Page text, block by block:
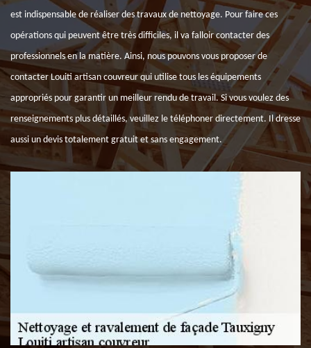
est indispensable de réaliser des travaux de nettoyage. Pour faire ces
opérations qui peuvent être très difficiles, il va falloir contacter des
professionnels en la matière. Ainsi, nous pouvons vous proposer de
contacter Louiti artisan couvreur qui utilise tous les équipements
appropriés pour garantir un meilleur rendu de travail. Si vous voulez des
renseignements plus détaillés, veuillez le téléphoner directement. Il dresse
aussi un devis totalement gratuit et sans engagement.